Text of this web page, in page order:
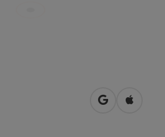
in Google
in